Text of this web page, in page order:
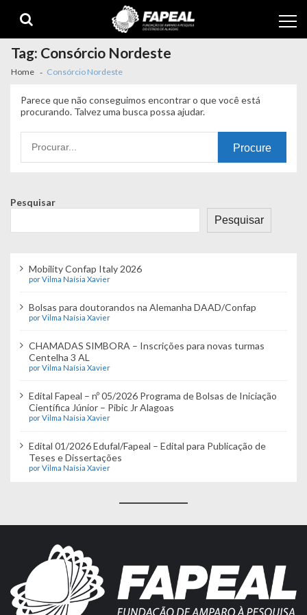
navigation
content
Tag: Consórcio Nordeste
Home Consórcio Nordeste
Parece que não conseguimos encontrar o que você está
procurando. Talvez uma busca possa ajudar.
por:
Pesquisar
Pesquisar
Mobility Confap Italy 2026
por Vilma Naísia Xavier
Bolsas para doutorandos na Alemanha DAAD/Confap
por Vilma Naísia Xavier
CHAMADAS SIMBORA – Inscrições para novas turmas
Centelha 3 AL
por Vilma Naísia Xavier
Edital Fapeal – nº 05/2026 Programa de Bolsas de Iniciação
Científica Júnior – Pibic Jr Alagoas
por Vilma Naísia Xavier
Edital 01/2026 Edufal/Fapeal – Edital para Publicação de
Teses e Dissertações
por Vilma Naísia Xavier